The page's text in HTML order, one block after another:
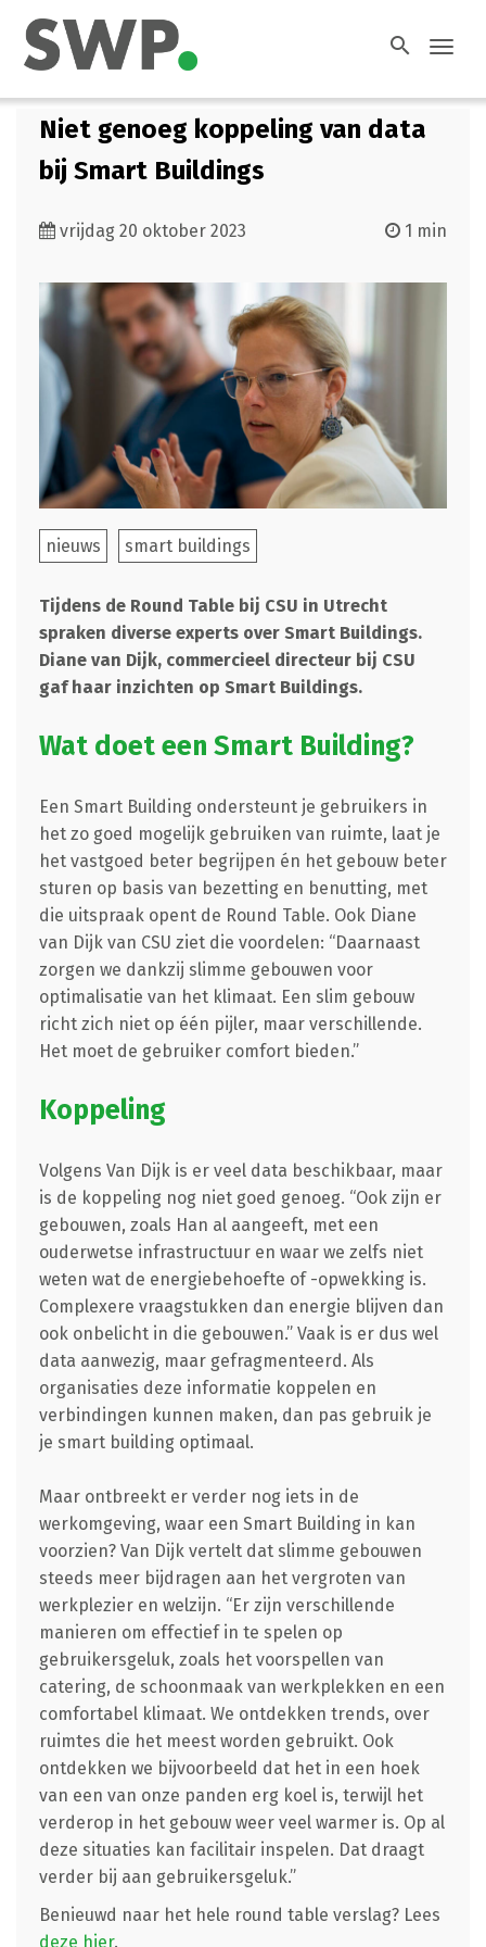
search
Niet genoeg koppeling van data
bij Smart Buildings
vrijdag 20 oktober 2023 1 min
nieuws smart buildings
Tijdens de Round Table bij CSU in Utrecht
spraken diverse experts over Smart Buildings.
Diane van Dijk, commercieel directeur bij CSU
gaf haar inzichten op Smart Buildings.
Wat doet een Smart Building?
Een Smart Building ondersteunt je gebruikers in
het zo goed mogelijk gebruiken van ruimte, laat je
het vastgoed beter begrijpen én het gebouw beter
sturen op basis van bezetting en benutting, met
die uitspraak opent de Round Table. Ook Diane
van Dijk van CSU ziet die voordelen: “Daarnaast
zorgen we dankzij slimme gebouwen voor
optimalisatie van het klimaat. Een slim gebouw
richt zich niet op één pijler, maar verschillende.
Het moet de gebruiker comfort bieden.”
Koppeling
Volgens Van Dijk is er veel data beschikbaar, maar
is de koppeling nog niet goed genoeg. “Ook zijn er
gebouwen, zoals Han al aangeeft, met een
ouderwetse infrastructuur en waar we zelfs niet
weten wat de energiebehoefte of -opwekking is.
Complexere vraagstukken dan energie blijven dan
ook onbelicht in die gebouwen.” Vaak is er dus wel
data aanwezig, maar gefragmenteerd. Als
organisaties deze informatie koppelen en
verbindingen kunnen maken, dan pas gebruik je
je smart building optimaal.
Maar ontbreekt er verder nog iets in de
werkomgeving, waar een Smart Building in kan
voorzien? Van Dijk vertelt dat slimme gebouwen
steeds meer bijdragen aan het vergroten van
werkplezier en welzijn. “Er zijn verschillende
manieren om effectief in te spelen op
gebruikersgeluk, zoals het voorspellen van
catering, de schoonmaak van werkplekken en een
comfortabel klimaat. We ontdekken trends, over
ruimtes die het meest worden gebruikt. Ook
ontdekken we bijvoorbeeld dat het in een hoek
van een van onze panden erg koel is, terwijl het
verderop in het gebouw weer veel warmer is. Op al
deze situaties kan facilitair inspelen. Dat draagt
verder bij aan gebruikersgeluk.”
Benieuwd naar het hele round table verslag? Lees
deze hier.